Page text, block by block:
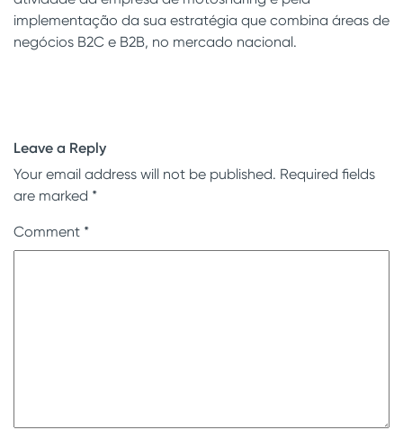
implementação da sua estratégia que combina áreas de
negócios B2C e B2B, no mercado nacional.
Leave a Reply
Your email address will not be published. Required fields
are marked *
Comment *